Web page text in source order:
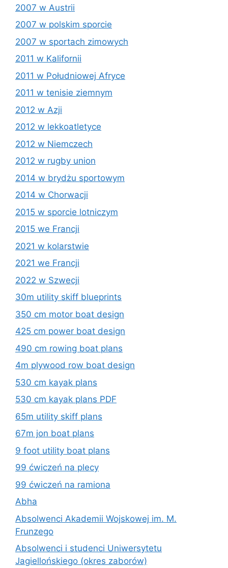
2007 w Austrii
2007 w polskim sporcie
2007 w sportach zimowych
2011 w Kalifornii
2011 w Południowej Afryce
2011 w tenisie ziemnym
2012 w Azji
2012 w lekkoatletyce
2012 w Niemczech
2012 w rugby union
2014 w brydżu sportowym
2014 w Chorwacji
2015 w sporcie lotniczym
2015 we Francji
2021 w kolarstwie
2021 we Francji
2022 w Szwecji
30m utility skiff blueprints
350 cm motor boat design
425 cm power boat design
490 cm rowing boat plans
4m plywood row boat design
530 cm kayak plans
530 cm kayak plans PDF
65m utility skiff plans
67m jon boat plans
9 foot utility boat plans
99 ćwiczeń na plecy
99 ćwiczeń na ramiona
Abha
Absolwenci Akademii Wojskowej im. M.
Frunzego
Absolwenci i studenci Uniwersytetu
Jagiellońskiego (okres zaborów)